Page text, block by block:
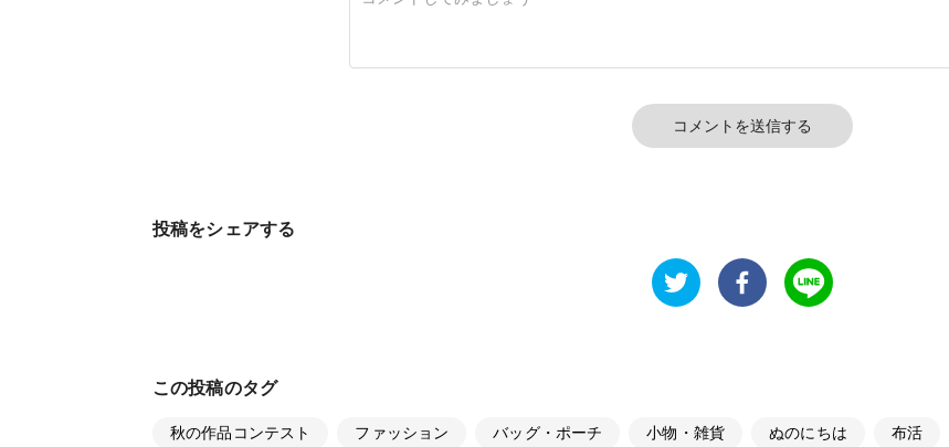
コメントを送信する
投稿をシェアする
この投稿のタグ
秋の作品コンテスト ファッション バッグ・ポーチ 小物・雑貨 ぬのにちは 布活